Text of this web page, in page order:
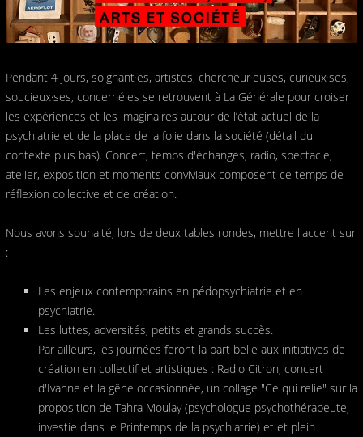
Pendant 4 jours, soignant·es, artistes, chercheur·euses, curieux·ses,
soucieux·ses, concerné·es se retrouvent à La Générale pour croiser
les expériences et les imaginaires autour de l’état actuel de la
psychiatrie et de la place de la folie dans la société (détail du
contexte plus bas). Concert, temps d'échanges, radio, spectacle,
atelier, exposition et moments conviviaux composent ce temps de
réflexion collective et de création.
Nous avons souhaité, lors de deux tables rondes, mettre l'accent sur
:
Les enjeux contemporains en pédopsychiatrie et en
psychiatrie.
Les luttes, adversités, petits et grands succès.
Par ailleurs, les journées feront la part belle aux initiatives de
création en collectif et artistiques : Radio Citron, concert
d'Ivanne et la gêne occasionnée, un collage "Ce qui relie" sur la
proposition de Tahra Moulay (psychologue psychothérapeute,
investie dans le Printemps de la psychiatrie) et et plein